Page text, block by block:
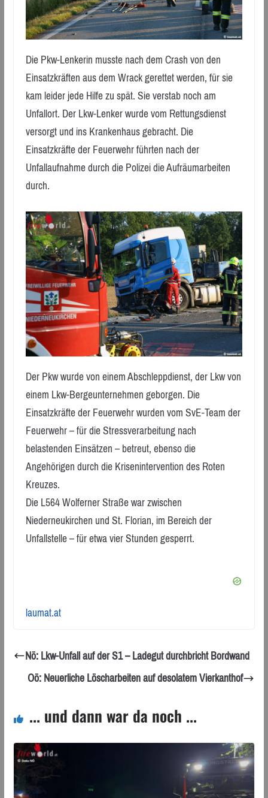
Die Pkw-Lenkerin musste nach dem Crash von den
Einsatzkräften aus dem Wrack gerettet werden, für sie
kam leider jede Hilfe zu spät. Sie verstab noch am
Unfallort. Der Lkw-Lenker wurde vom Rettungsdienst
versorgt und ins Krankenhaus gebracht. Die
Einsatzkräfte der Feuerwehr führten nach der
Unfallaufnahme durch die Polizei die Aufräumarbeiten
durch.
Der Pkw wurde von einem Abschleppdienst, der Lkw von
einem Lkw-Bergeunternehmen geborgen. Die
Einsatzkräfte der Feuerwehr wurden vom SvE-Team der
Feuerwehr – für die Stressverarbeitung nach
belastenden Einsätzen – betreut, ebenso die
Angehörigen durch die Krisenintervention des Roten
Kreuzes.
Die L564 Wolferner Straße war zwischen
Niederneukirchen und St. Florian, im Bereich der
Unfallstelle – für etwa vier Stunden gesperrt.
laumat.at
Nö: Lkw-Unfall auf der S1 – Ladegut durchbricht Bordwand
Oö: Neuerliche Löscharbeiten auf desolatem Vierkanthof
... und dann war da noch ...